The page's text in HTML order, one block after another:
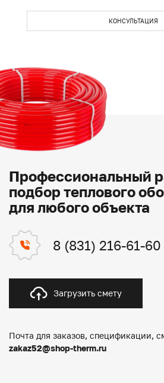
КОНСУЛЬТАЦИЯ
Профессиональный
подбор теплового
для любого объекта
8 (831) 216-61-60
Загрузить смету
Почта для заказов, спецификации,
zakaz52@shop-therm.ru